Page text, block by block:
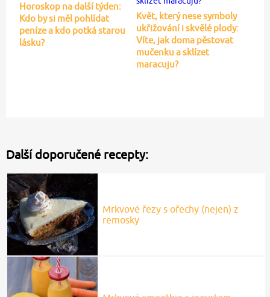
Horoskop na další týden:
Kdo by si měl pohlídat
peníze a kdo potká starou
lásku?
Květ, který nese symboly
ukřižování i skvělé plody:
Víte, jak doma pěstovat
mučenku a sklízet
maracuju?
Další doporučené recepty:
Mrkvové řezy s ořechy (nejen) z
remosky